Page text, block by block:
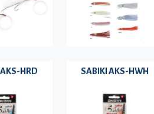
HRD SABIKI AKS-HWH